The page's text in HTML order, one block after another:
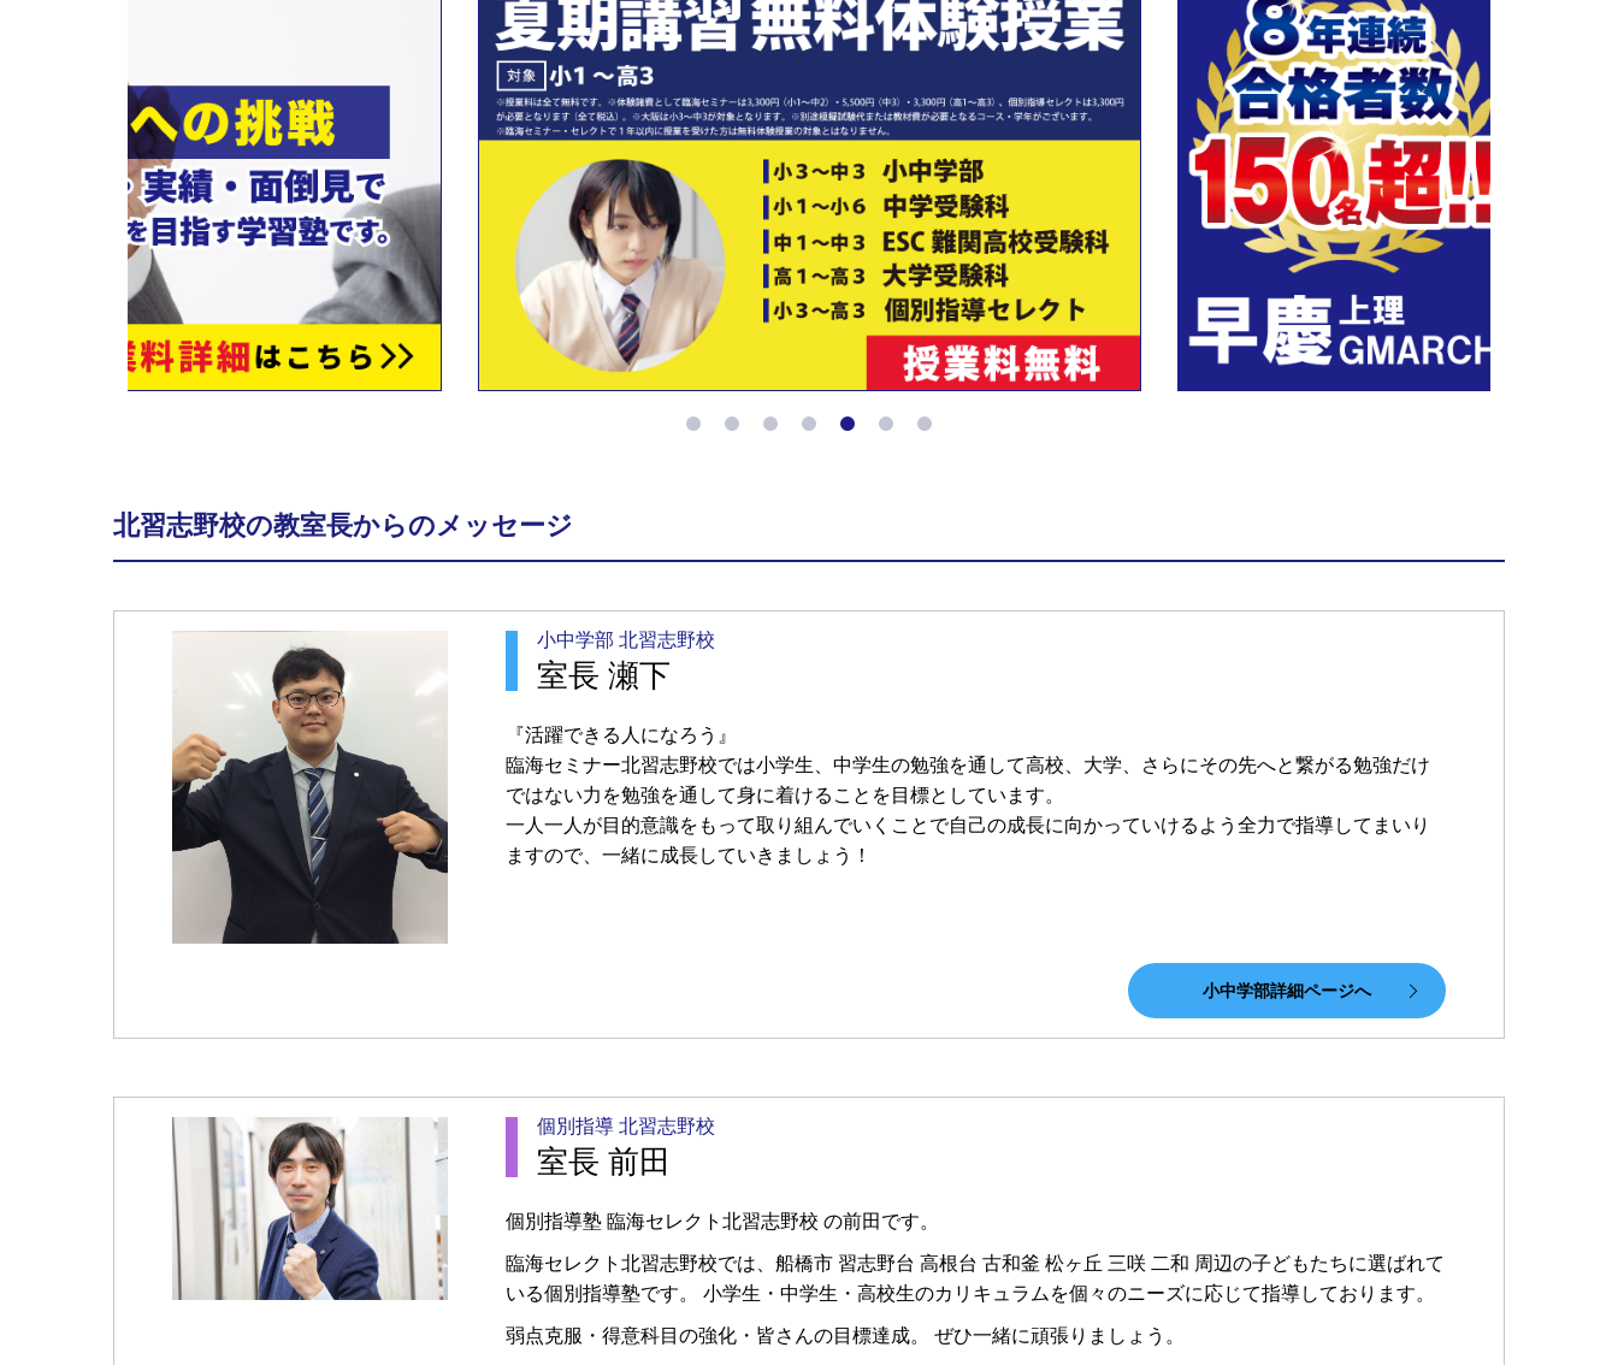
北習志野校の教室長からのメッセージ
小中学部 北習志野校
室長 瀬下
『活躍できる人になろう』
臨海セミナー北習志野校では小学生、中学生の勉強を通して高校、大学、さらにその先へと繋がる勉強だけ
ではない力を勉強を通して身に着けることを目標としています。
一人一人が目的意識をもって取り組んでいくことで自己の成長に向かっていけるよう全力で指導してまいり
ますので、一緒に成長していきましょう！
小中学部詳細ページへ
個別指導 北習志野校
室長 前田
個別指導塾 臨海セレクト北習志野校 の前田です。
臨海セレクト北習志野校では、船橋市 習志野台 高根台 古和釜 松ヶ丘 三咲 二和 周辺の子どもたちに選ばれて
いる個別指導塾です。 小学生・中学生・高校生のカリキュラムを個々のニーズに応じて指導しております。
弱点克服・得意科目の強化・皆さんの目標達成。 ぜひ一緒に頑張りましょう。